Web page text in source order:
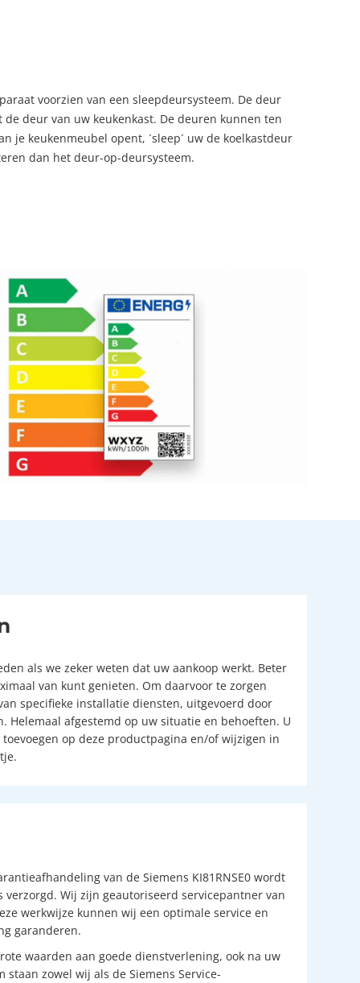
voorzien van een sleepdeursysteem. De deur
deur van uw keukenkast. De deuren kunnen ten
je keukenmeubel opent, ´sleep´ uw de koelkastdeur
dan het deur-op-deursysteem.
als we zeker weten dat uw aankoop werkt. Beter
van kunt genieten. Om daarvoor te zorgen
specifieke installatie diensten, uitgevoerd door
Helemaal afgestemd op uw situatie en behoeften. U
op deze productpagina en/of wijzigen in
van de Siemens KI81RNSE0 wordt
verzorgd. Wij zijn geautoriseerd servicepantner van
werkwijze kunnen wij een optimale service en
garanderen.
waarden aan goede dienstverlening, ook na uw
staan zowel wij als de Siemens Service-